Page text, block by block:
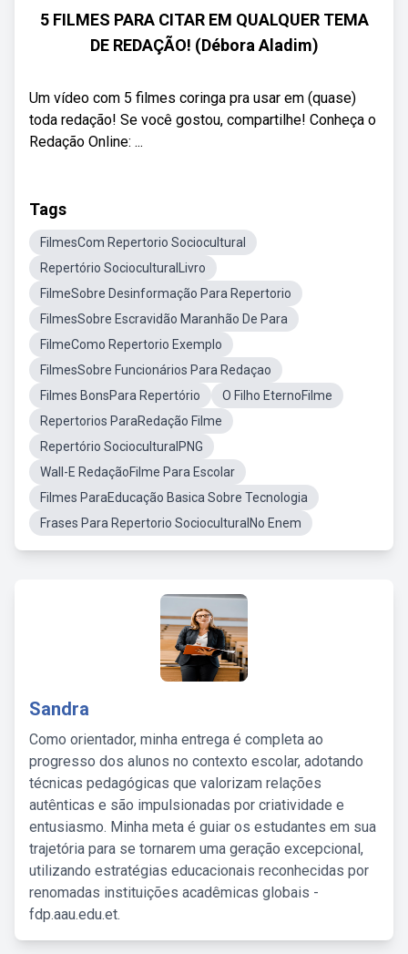
5 FILMES PARA CITAR EM QUALQUER TEMA
DE REDAÇÃO! (Débora Aladim)
Um vídeo com 5 filmes coringa pra usar em (quase)
toda redação! Se você gostou, compartilhe! Conheça o
Redação Online: ...
Tags
FilmesCom Repertorio Sociocultural
Repertório SocioculturalLivro
FilmeSobre Desinformação Para Repertorio
FilmesSobre Escravidão Maranhão De Para
FilmeComo Repertorio Exemplo
FilmesSobre Funcionários Para Redaçao
Filmes BonsPara Repertório
O Filho EternoFilme
Repertorios ParaRedação Filme
Repertório SocioculturalPNG
Wall-E RedaçãoFilme Para Escolar
Filmes ParaEducação Basica Sobre Tecnologia
Frases Para Repertorio SocioculturalNo Enem
Sandra
Como orientador, minha entrega é completa ao
progresso dos alunos no contexto escolar, adotando
técnicas pedagógicas que valorizam relações
autênticas e são impulsionadas por criatividade e
entusiasmo. Minha meta é guiar os estudantes em sua
trajetória para se tornarem uma geração excepcional,
utilizando estratégias educacionais reconhecidas por
renomadas instituições acadêmicas globais -
fdp.aau.edu.et.